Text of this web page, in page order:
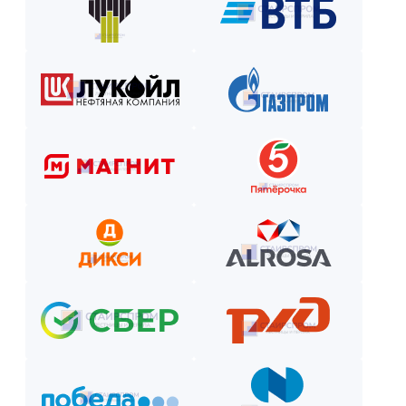
Оставьте заявку на сайте или по телефону.
Получите смету и договор.
Внесите предоплату (если требуется).
Отслеживайте этапы производства и монтажа.
Оплатите остаток после приёмки —
и наслаждайтесь новой конструкцией!